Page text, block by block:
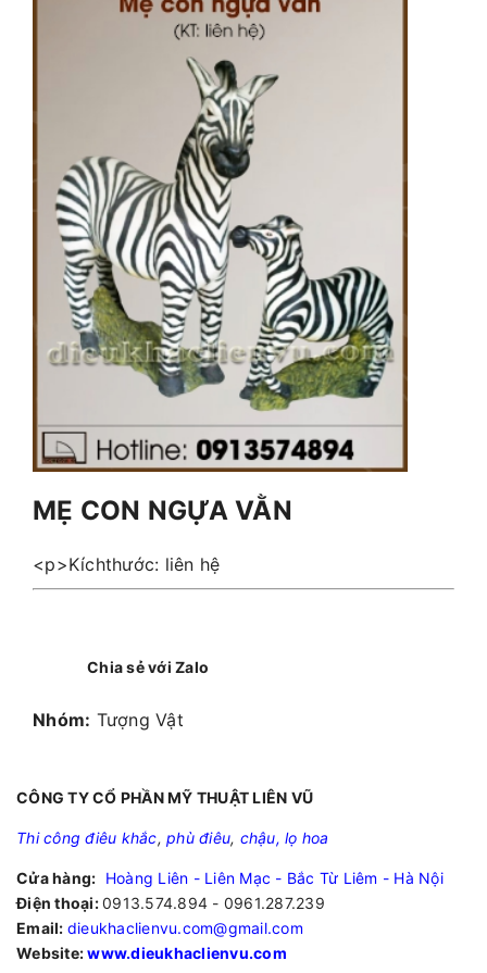
MẸ CON NGỰA VẰN
<p>Kíchthước: liên hệ
Chia sẻ với Zalo
Nhóm: Tượng Vật
CÔNG TY CỔ PHẦN MỸ THUẬT LIÊN VŨ
Thi công điêu khắc, phù điêu, chậu, lọ hoa
Cửa hàng: Hoàng Liên - Liên Mạc - Bắc Từ Liêm - Hà Nội
Điện thoại:0913.574.894 - 0961.287.239
Email: dieukhaclienvu.com@gmail.com
Website:www.dieukhaclienvu.com